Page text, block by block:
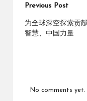
Post
Previous Post
为全球深空探索贡
智慧、中国力量
No comments